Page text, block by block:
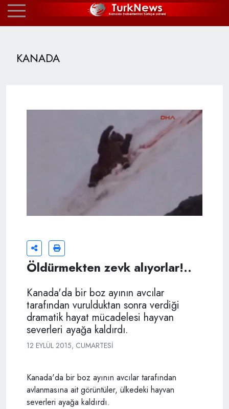
KANADA
Öldürmekten zevk alıyorlar!..
Kanada'da bir boz ayının avcılar
tarafından vurulduktan sonra verdiği
dramatik hayat mücadelesi hayvan
severleri ayağa kaldırdı.
12 EYLÜL 2015, CUMARTESI
Kanada'da bir boz ayının avcılar tarafından
avlanmasına ait görüntüler, ülkedeki hayvan
severleri ayağa kaldırdı.